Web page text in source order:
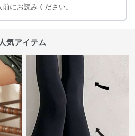
前にお読みください。
気アイテム